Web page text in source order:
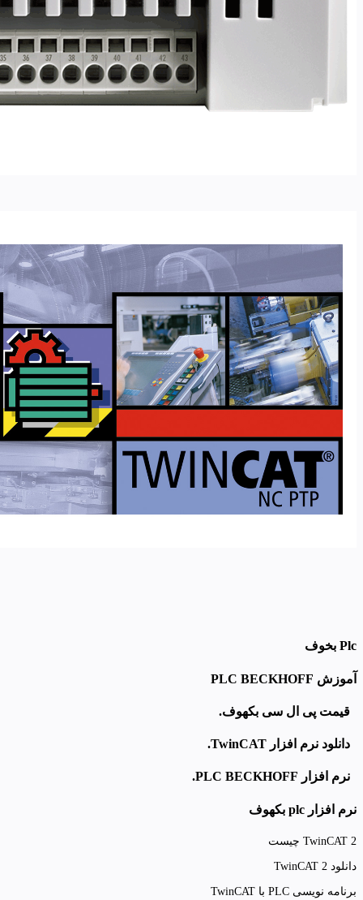
Plc بخوف
آموزش PLC BECKHOFF
قیمت پی ال سی بکهوف.
دانلود نرم افزار TwinCAT.
نرم افزار PLC BECKHOFF.
نرم افزار plc بکهوف
TwinCAT 2 چیست
دانلود TwinCAT 2
برنامه نویسی PLC با TwinCAT